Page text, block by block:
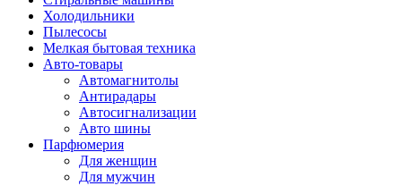
Холодильники
Пылесосы
Мелкая бытовая техника
Авто-товары
Автомагнитолы
Антирадары
Автосигнализации
Авто шины
Парфюмерия
Для женщин
Для мужчин